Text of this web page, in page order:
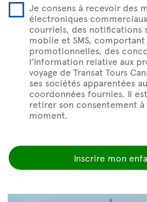
Je consens à recevoir des
électroniques
courriels, des notifications
mobile et SMS,
promotionnelles, des
l’information relative aux
voyage de Transat Tours
ses sociétés apparentées
coordonnées fournies. Il
retirer son consentement
moment.
Inscrire mon